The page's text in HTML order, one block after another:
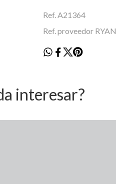
Ref. A21364
Ref. proveedor RYAN
interesar?